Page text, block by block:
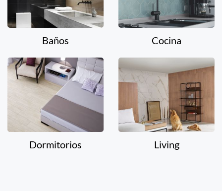
Baños Cocina
Dormitorios Living